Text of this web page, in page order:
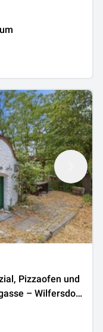
Pizzaofen und
– Wilfersdorf